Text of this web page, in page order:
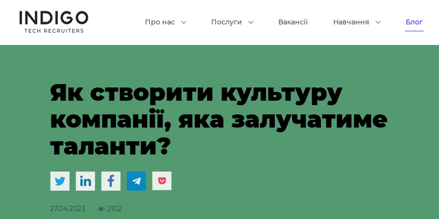
Про нас Послуги Вакансії Навчання Блог
Як створити культуру
компанії, яка залучатиме
таланти?
27.04.2023 2102